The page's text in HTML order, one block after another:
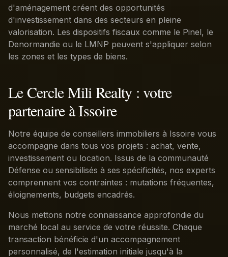
d'aménagement créent des opportunités
d'investissement dans des secteurs en pleine
valorisation. Les dispositifs fiscaux comme le Pinel, le
Denormandie ou le LMNP peuvent s'appliquer selon
les zones et les types de biens.
Le Cercle Mili Realty : votre
partenaire à Issoire
Notre équipe de conseillers immobiliers à Issoire vous
accompagne dans tous vos projets : achat, vente,
investissement ou location. Issus de la communauté
Défense ou sensibilisés à ses spécificités, nos experts
comprennent vos contraintes : mutations fréquentes,
éloignements, budgets encadrés.
Nous mettons notre connaissance approfondie du
marché local au service de votre réussite. Chaque
transaction bénéficie d'un accompagnement
personnalisé, de l'estimation initiale jusqu'à la